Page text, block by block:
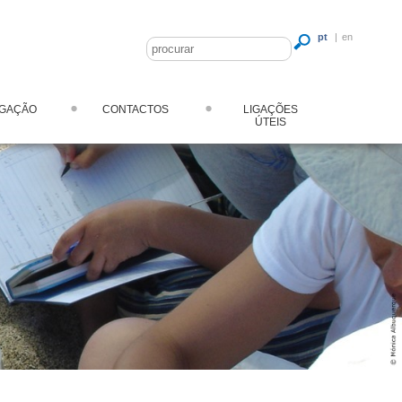
CONTACTOS
LIGAÇÕES
ÚTEIS
pt | en